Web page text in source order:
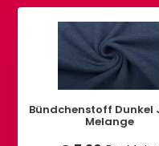
Bündchenstoff Dunkel
Melange